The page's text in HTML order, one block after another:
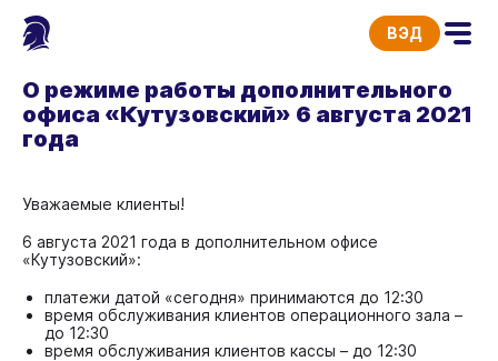
ВЭД
О режиме работы дополнительного
офиса «Кутузовский» 6 августа 2021
года
Уважаемые клиенты!
6 августа 2021 года в дополнительном офисе
«Кутузовский»:
платежи датой «сегодня» принимаются до 12:30
время обслуживания клиентов операционного зала –
до 12:30
время обслуживания клиентов кассы – до 12:30